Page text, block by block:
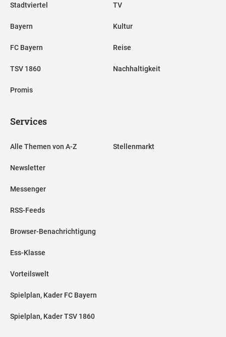
Stadtviertel
Bayern
FC Bayern
TSV 1860
Promis
TV
Kultur
Reise
Nachhaltigkeit
Services
Alle Themen von A-Z
Newsletter
Messenger
RSS-Feeds
Browser-Benachrichtigung
Ess-Klasse
Vorteilswelt
Spielplan, Kader FC Bayern
Spielplan, Kader TSV 1860
Stellenmarkt